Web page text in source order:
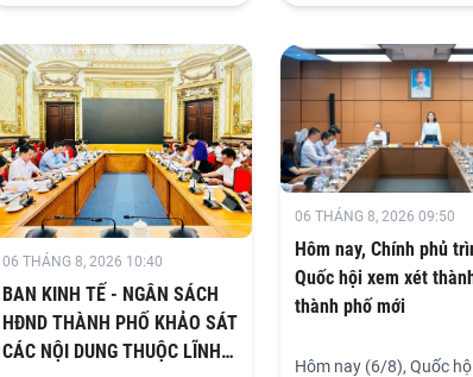
cầu Văn phòng Đoàn Đại biểu
Quốc hội (ĐBQH) và Hội đồng
nhân dân (HĐND) TP.Hồ Chí
Minh, tập thể cán bộ, công chức
đơn vị đã tham dự nghiêm túc,
đông đủ.
nghiệp vụ cho 24 đại
trọng tâm nhằm cụ thể
trách nhiệm của chính
địa phương trong công
tạo, chuẩn hóa đội ngũ
dân cử.
06 THÁNG 8, 2026 10:40
BAN KINH TẾ - NGÂN SÁCH
HĐND THÀNH PHỐ KHẢO SÁT
CÁC NỘI DUNG THUỘC LĨNH
06 THÁNG 8, 2026 09:50
Hôm nay, Chính phủ
Quốc hội xem xét
thành phố mới
Hôm nay (6/8), Quốc